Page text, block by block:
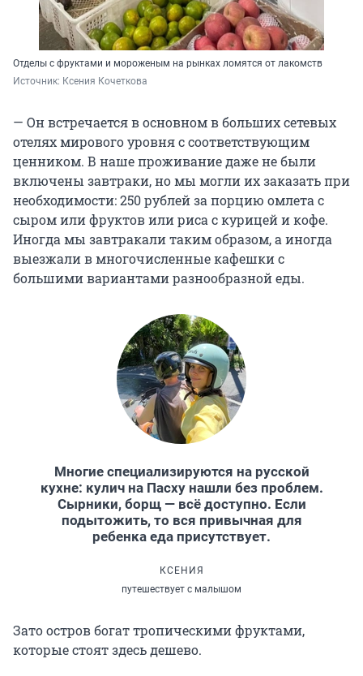
Отделы с фруктами и мороженым на рынках ломятся от лакомств
Источник: Ксения Кочеткова
— Он встречается в основном в больших сетевых
отелях мирового уровня с соответствующим
ценником. В наше проживание даже не были
включены завтраки, но мы могли их заказать при
необходимости: 250 рублей за порцию омлета с
сыром или фруктов или риса с курицей и кофе.
Иногда мы завтракали таким образом, а иногда
выезжали в многочисленные кафешки с
большими вариантами разнообразной еды.
Многие специализируются на русской
кухне: кулич на Пасху нашли без проблем.
Сырники, борщ — всё доступно. Если
подытожить, то вся привычная для
ребенка еда присутствует.
КСЕНИЯ
путешествует с малышом
Зато остров богат тропическими фруктами,
которые стоят здесь дешево.